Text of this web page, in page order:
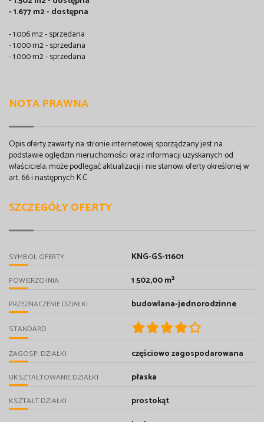
- 1.677 m2 - dostępna
- 1.006 m2 - sprzedana
- 1.000 m2 - sprzedana
- 1.000 m2 - sprzedana
NOTA PRAWNA
Opis oferty zawarty na stronie internetowej sporządzany jest na
podstawie oględzin nieruchomości oraz informacji uzyskanych od
właściciela, może podlegać aktualizacji i nie stanowi oferty określonej w
art. 66 i następnych K.C.
SZCZEGÓŁY OFERTY
SYMBOL OFERTY KNG-GS-11601
POWIERZCHNIA 1 502,00 m²
PRZEZNACZENIE DZIAŁKI budowlana-jednorodzinne
STANDARD
ZAGOSP. DZIAŁKI częściowo zagospodarowana
UKSZTAŁTOWANIE DZIAŁKI płaska
KSZTAŁT DZIAŁKI prostokąt